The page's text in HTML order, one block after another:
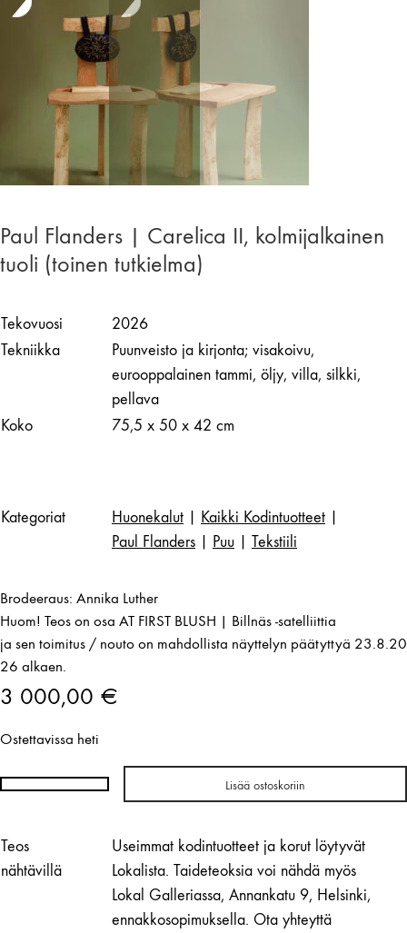
Paul Flanders | Carelica II, kolmijalkainen
tuoli (toinen tutkielma)
Tekovuosi
2026
Tekniikka
Puunveisto ja kirjonta; visakoivu,
eurooppalainen tammi, öljy, villa, silkki,
pellava
Koko
75,5 x 50 x 42 cm
Kategoriat Huonekalut Kaikki Kodintuotteet
Paul Flanders
Puu Tekstiili
Brodeeraus: Annika Luther
Huom! Teos on osa AT FIRST BLUSH | Billnäs -satelliittia
ja sen toimitus / nouto on mahdollista näyttelyn päätyttyä 23.8.20
26 alkaen.
3 000,00 €
Ostettavissa heti
Paul
|
Carelica
Lisää ostoskoriin
Teos
nähtävillä
Useimmat kodintuotteet ja korut löytyvät
Lokalista. Taideteoksia voi nähdä myös
Lokal Galleriassa, Annankatu 9, Helsinki,
ennakkosopimuksella. Ota yhteyttä